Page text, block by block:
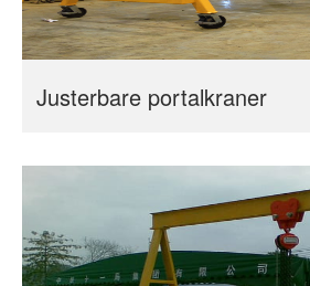
Justerbare portalkraner